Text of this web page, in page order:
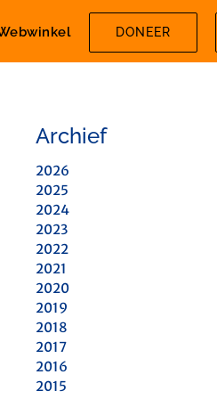
DONEER
Archief
2026
2025
2024
2023
2022
2021
2020
2019
2018
2017
2016
2015